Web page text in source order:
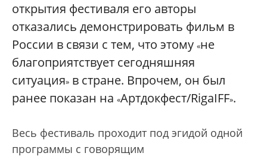
открытия фестиваля его авторы
отказались демонстрировать фильм в
России в связи с тем, что этому «не
благоприятствует сегодняшняя
ситуация» в стране. Впрочем, он был
ранее показан на «Артдокфест/RigaIFF».
Весь фестиваль проходит под эгидой одной
программы с говорящим